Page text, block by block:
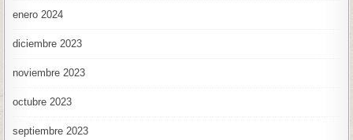
enero 2024
diciembre 2023
noviembre 2023
octubre 2023
septiembre 2023